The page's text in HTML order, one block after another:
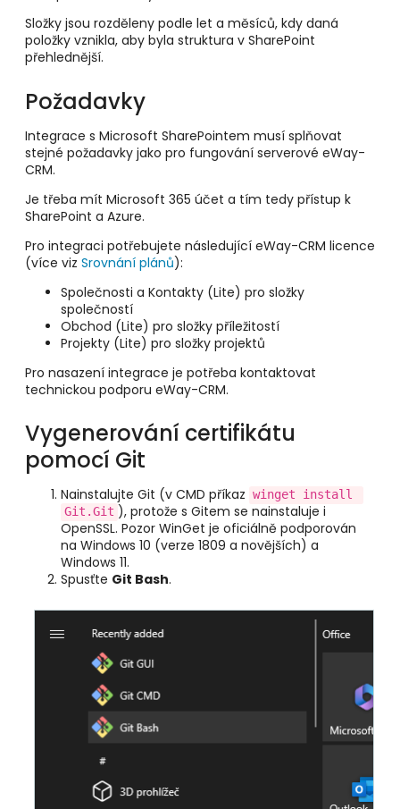
Složky jsou rozděleny podle let a měsíců, kdy daná
položky vznikla, aby byla struktura v SharePoint
přehlednější.
Požadavky
Integrace s Microsoft SharePointem musí splňovat
stejné požadavky jako pro fungování serverové eWay-
CRM.
Je třeba mít Microsoft 365 účet a tím tedy přístup k
SharePoint a Azure.
Pro integraci potřebujete následující eWay-CRM licence
(více viz Srovnání plánů):
Společnosti a Kontakty (Lite) pro složky
společností
Obchod (Lite) pro složky příležitostí
Projekty (Lite) pro složky projektů
Pro nasazení integrace je potřeba kontaktovat
technickou podporu eWay-CRM.
Vygenerování certifikátu
pomocí Git
Nainstalujte Git (v CMD příkaz winget install
Git.Git ), protože s Gitem se nainstaluje i
OpenSSL. Pozor WinGet je oficiálně podporován
na Windows 10 (verze 1809 a novějších) a
Windows 11.
Spusťte Git Bash.